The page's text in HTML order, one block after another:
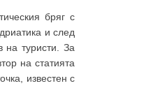
бряг с
и след
на туристи. За
на статията
известен с